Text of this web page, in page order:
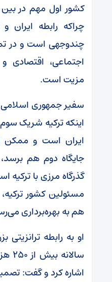
کشور اول مهم در
چراکه رابطه ایران
چندوجهی است و در
اجتماعی،
مزیت است.
سفیر جمهوری اسلامی
اینکه ترکیه شریک
ایران است و
جایگاه دوم هم
گذرگاه مرزی با
مسئولین کشور
هم به بهره‌برداری
او به رابطه ترانزیتی
اشاره کرد و گفت: